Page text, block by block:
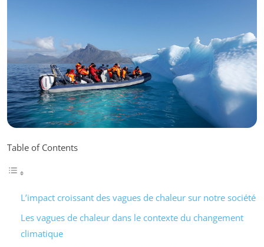
Table of Contents
L’impact croissant des vagues de chaleur sur notre société
Les vagues de chaleur dans le contexte du changement
climatique